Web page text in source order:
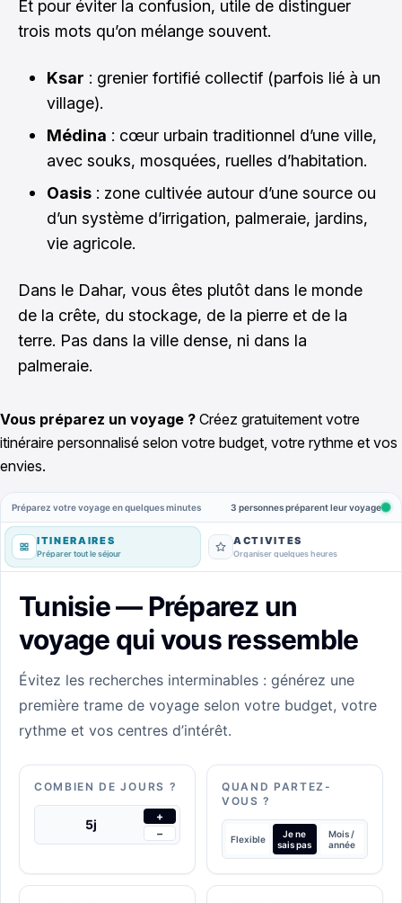
Et pour éviter la confusion, utile de distinguer
trois mots qu’on mélange souvent.
Ksar : grenier fortifié collectif (parfois lié à un
village).
Médina : cœur urbain traditionnel d’une ville,
avec souks, mosquées, ruelles d’habitation.
Oasis : zone cultivée autour d’une source ou
d’un système d’irrigation, palmeraie, jardins,
vie agricole.
Dans le Dahar, vous êtes plutôt dans le monde
de la crête, du stockage, de la pierre et de la
terre. Pas dans la ville dense, ni dans la
palmeraie.
Vous préparez un voyage ? Créez gratuitement votre
itinéraire personnalisé selon votre budget, votre rythme et vos
envies.